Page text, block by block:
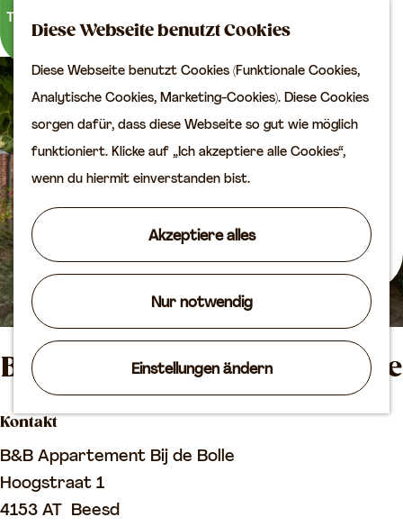
Diese Webseite benutzt Cookies
Diese Webseite benutzt Cookies (Funktionale Cookies,
Analytische Cookies, Marketing-Cookies). Diese Cookies
sorgen dafür, dass diese Webseite so gut wie möglich
funktioniert. Klicke auf „Ich akzeptiere alle Cookies“,
wenn du hiermit einverstanden bist.
Akzeptiere alles
Nur notwendig
Einstellungen ändern
G
e
h
e
n
S
i
e
z
u
H
m
e
p
a
K
e
S
VVV
Erreichbarkeit
Übernachten
Planen Sie Ihren
Routen
Agenda
B&B Appartement Bij de Bolle
Kontakt
B&B Appartement Bij de Bolle
Hoogstraat 1
4153 AT Beesd